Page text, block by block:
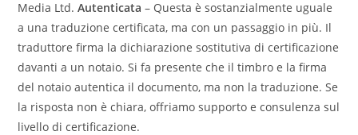
Media Ltd.Autenticata – Questa è sostanzialmente uguale
a una traduzione certificata, ma con un passaggio in più. Il
traduttore firma la dichiarazione sostitutiva di certificazione
davanti a un notaio. Si fa presente che il timbro e la firma
del notaio autentica il documento, ma non la traduzione. Se
la risposta non è chiara, offriamo supporto e consulenza sul
livello di certificazione.